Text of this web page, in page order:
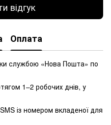
відгук
Оплата
службою «Нова Пошта» по
1–2 робочих днів, у
із номером вкладеної для